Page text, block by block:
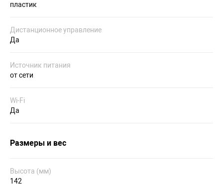
пластик
Дистанционное управление
Да
Источник питания
от сети
Wi-Fi
Да
Размеры и вес
Высота (мм)
142